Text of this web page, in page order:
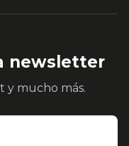
newsletter
y mucho más.